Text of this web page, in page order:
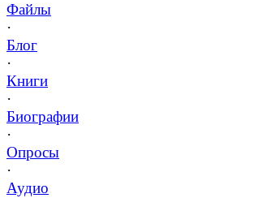
Файлы
·
Блог
·
Книги
·
Биографии
·
Опросы
·
Аудио